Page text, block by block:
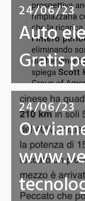
24/06/23
Auto
Gratis
24/06/23